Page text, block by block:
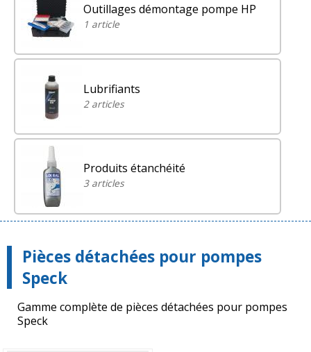
Outillages démontage pompe HP
1 article
Lubrifiants
2 articles
Produits étanchéité
3 articles
Pièces détachées pour pompes
Speck
Gamme complète de pièces détachées pour pompes
Speck